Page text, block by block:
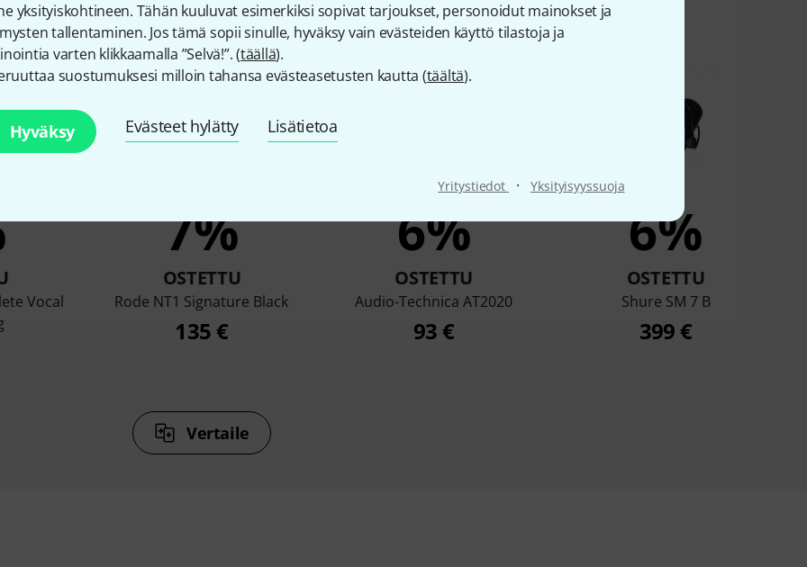
yksityiskohtineen. Tähän kuuluvat esimerkiksi sopivat tarjoukset, personoidut mainokset ja
tallentaminen. Jos tämä sopii sinulle, hyväksy vain evästeiden käyttö tilastoja ja
varten klikkaamalla ”Selvä!”. (täällä).
suostumuksesi milloin tahansa evästeasetusten kautta (täältä).
Hyväksy Evästeet hylätty Lisätietoa
Yritystiedot · Yksityisyyssuoja
jotka ovat tutkineet tätä tuotetta.
Vocal
7%
OSTETTU
Rode NT1 Signature Black
135 €
6%
OSTETTU
Audio-Technica AT2020
93 €
6%
OSTETTU
Shure SM 7 B
399 €
Vertaile